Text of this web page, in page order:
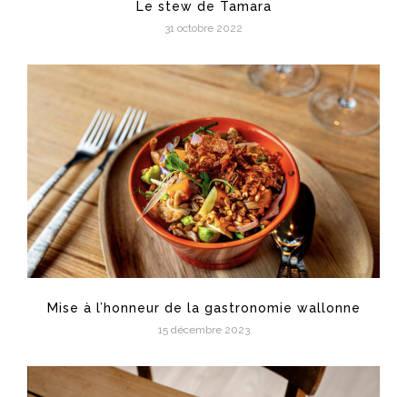
Le stew de Tamara
31 octobre 2022
Mise à l’honneur de la gastronomie wallonne
15 décembre 2023